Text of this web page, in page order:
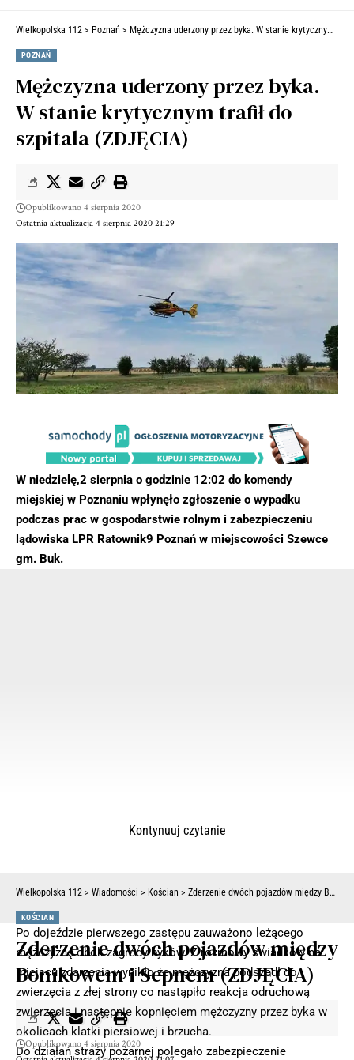
Wielkopolska 112 > Poznań > Mężczyzna uderzony przez byka. W stanie krytycznym trafił do szpitala (ZDJĘCIA)
POZNAŃ
Mężczyzna uderzony przez byka.
W stanie krytycznym trafił do
szpitala (ZDJĘCIA)
Ostatnia aktualizacja 4 sierpnia 2020 21:29
Opublikowano 4 sierpnia 2020
W niedzielę,2 sierpnia o godzinie 12:02 do komendy
miejskiej w Poznaniu wpłynęło zgłoszenie o wypadku
podczas prac w gospodarstwie rolnym i zabezpieczeniu
lądowiska LPR Ratownik9 Poznań w miejscowości Szewce
gm. Buk.
Po dojeździe pierwszego zastępu zauważono leżącego
mężczyznę obok zagrody byków. Z rozmowy świadków na
miejscu zdarzenia wynikło że mężczyzna podszedł do
zwierzęcia z złej strony co nastąpiło reakcja odruchową
zwierzęcia i następnie kopnięciem mężczyzny przez byka w
okolicach klatki piersiowej i brzucha.
Do działań straży pożarnej polegało zabezpieczenie
Kontynuuj czytanie
Wielkopolska 112 > Wiadomości > Kościan > Zderzenie dwóch pojazdów między Bonikowem i Sepnem (ZDJĘCIA)
KOŚCIAN
Zderzenie dwóch pojazdów między
Bonikowem i Sepnem (ZDJĘCIA)
Opublikowano 4 sierpnia 2020